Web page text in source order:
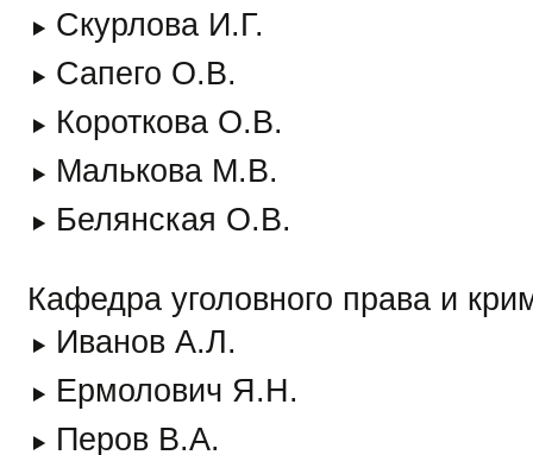
Скурлова И.Г.
Сапего О.В.
Короткова О.В.
Малькова М.В.
Белянская О.В.
Кафедра уголовного права и
Иванов А.Л.
Ермолович Я.Н.
Перов В.А.